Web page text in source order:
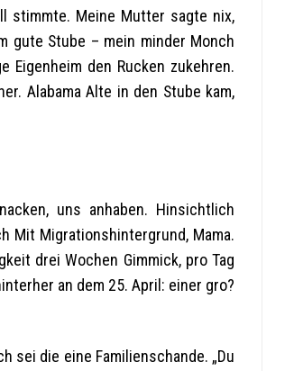
stimmte. Meine Mutter sagte nix,
gute Stube – mein minder Monch
Eigenheim den Rucken zukehren.
Alabama Alte in den Stube kam,
uns anhaben. Hinsichtlich
Mit Migrationshintergrund, Mama.
drei Wochen Gimmick, pro Tag
an dem 25. April: einer gro?
sei die eine Familienschande. „Du